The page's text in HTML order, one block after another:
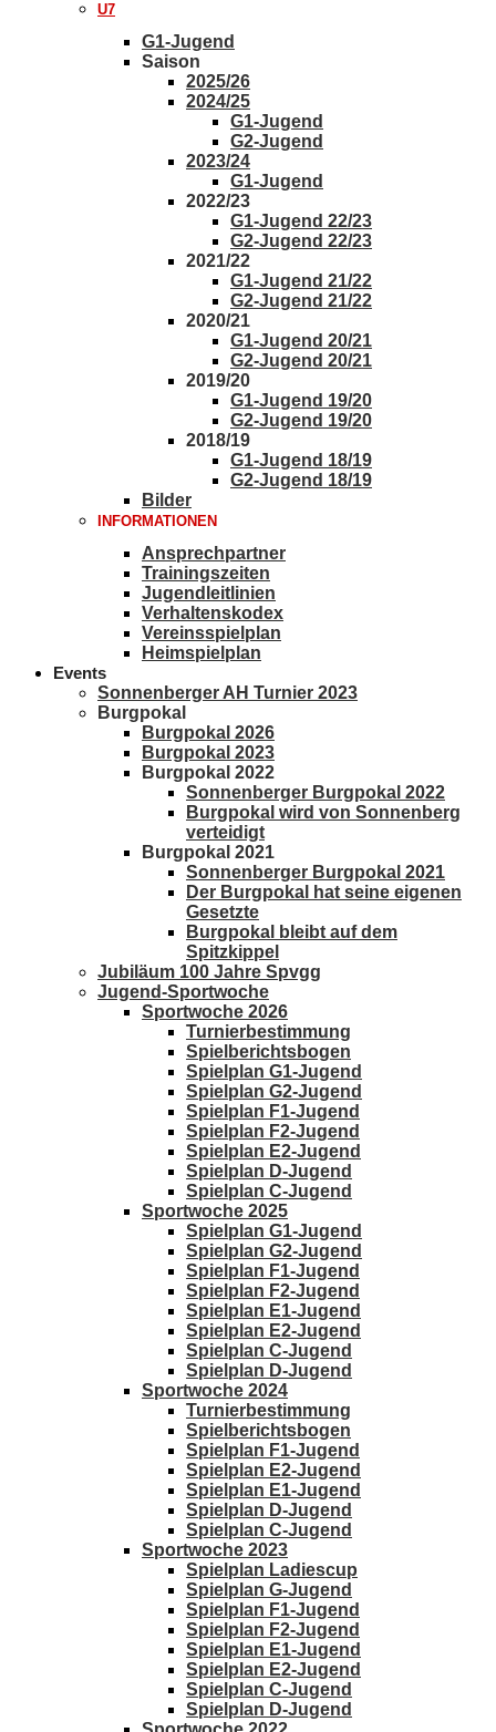
U7
G1-Jugend
Saison
2025/26
2024/25
G1-Jugend
G2-Jugend
2023/24
G1-Jugend
2022/23
G1-Jugend 22/23
G2-Jugend 22/23
2021/22
G1-Jugend 21/22
G2-Jugend 21/22
2020/21
G1-Jugend 20/21
G2-Jugend 20/21
2019/20
G1-Jugend 19/20
G2-Jugend 19/20
2018/19
G1-Jugend 18/19
G2-Jugend 18/19
Bilder
INFORMATIONEN
Ansprechpartner
Trainingszeiten
Jugendleitlinien
Verhaltenskodex
Vereinsspielplan
Heimspielplan
Events
Sonnenberger AH Turnier 2023
Burgpokal
Burgpokal 2026
Burgpokal 2023
Burgpokal 2022
Sonnenberger Burgpokal 2022
Burgpokal wird von Sonnenberg
verteidigt
Burgpokal 2021
Sonnenberger Burgpokal 2021
Der Burgpokal hat seine eigenen
Gesetzte
Burgpokal bleibt auf dem
Spitzkippel
Jubiläum 100 Jahre Spvgg
Jugend-Sportwoche
Sportwoche 2026
Turnierbestimmung
Spielberichtsbogen
Spielplan G1-Jugend
Spielplan G2-Jugend
Spielplan F1-Jugend
Spielplan F2-Jugend
Spielplan E2-Jugend
Spielplan D-Jugend
Spielplan C-Jugend
Sportwoche 2025
Spielplan G1-Jugend
Spielplan G2-Jugend
Spielplan F1-Jugend
Spielplan F2-Jugend
Spielplan E1-Jugend
Spielplan E2-Jugend
Spielplan C-Jugend
Spielplan D-Jugend
Sportwoche 2024
Turnierbestimmung
Spielberichtsbogen
Spielplan F1-Jugend
Spielplan E2-Jugend
Spielplan E1-Jugend
Spielplan D-Jugend
Spielplan C-Jugend
Sportwoche 2023
Spielplan Ladiescup
Spielplan G-Jugend
Spielplan F1-Jugend
Spielplan F2-Jugend
Spielplan E1-Jugend
Spielplan E2-Jugend
Spielplan C-Jugend
Spielplan D-Jugend